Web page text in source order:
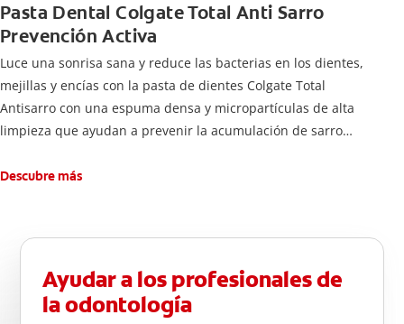
Pasta Dental Colgate Total Anti Sarro
Prevención Activa
Luce una sonrisa sana y reduce las bacterias en los dientes,
mejillas y encías con la pasta de dientes Colgate Total
Antisarro con una espuma densa y micropartículas de alta
limpieza que ayudan a prevenir la acumulación de sarro
Descubre más
Ayudar a los profesionales de
la odontología